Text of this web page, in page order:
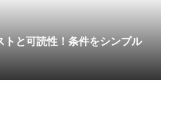
トと可読性！条件をシンプル